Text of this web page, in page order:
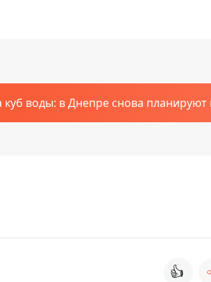
куб воды: в Днепре снова
👍